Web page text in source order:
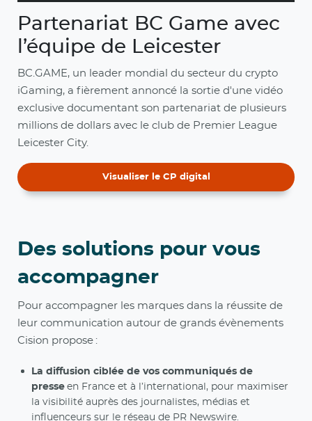
Partenariat BC Game avec
l’équipe de Leicester
BC.GAME, un leader mondial du secteur du crypto
iGaming, a fièrement annoncé la sortie d'une vidéo
exclusive documentant son partenariat de plusieurs
millions de dollars avec le club de Premier League
Leicester City.
Visualiser le CP digital
Des solutions pour vous
accompagner
Pour accompagner les marques dans la réussite de
leur communication autour de grands évènements
Cision propose :
La diffusion ciblée de vos communiqués de
presse en France et à l’international, pour maximiser
la visibilité auprès des journalistes, médias et
influenceurs sur le réseau de PR Newswire.